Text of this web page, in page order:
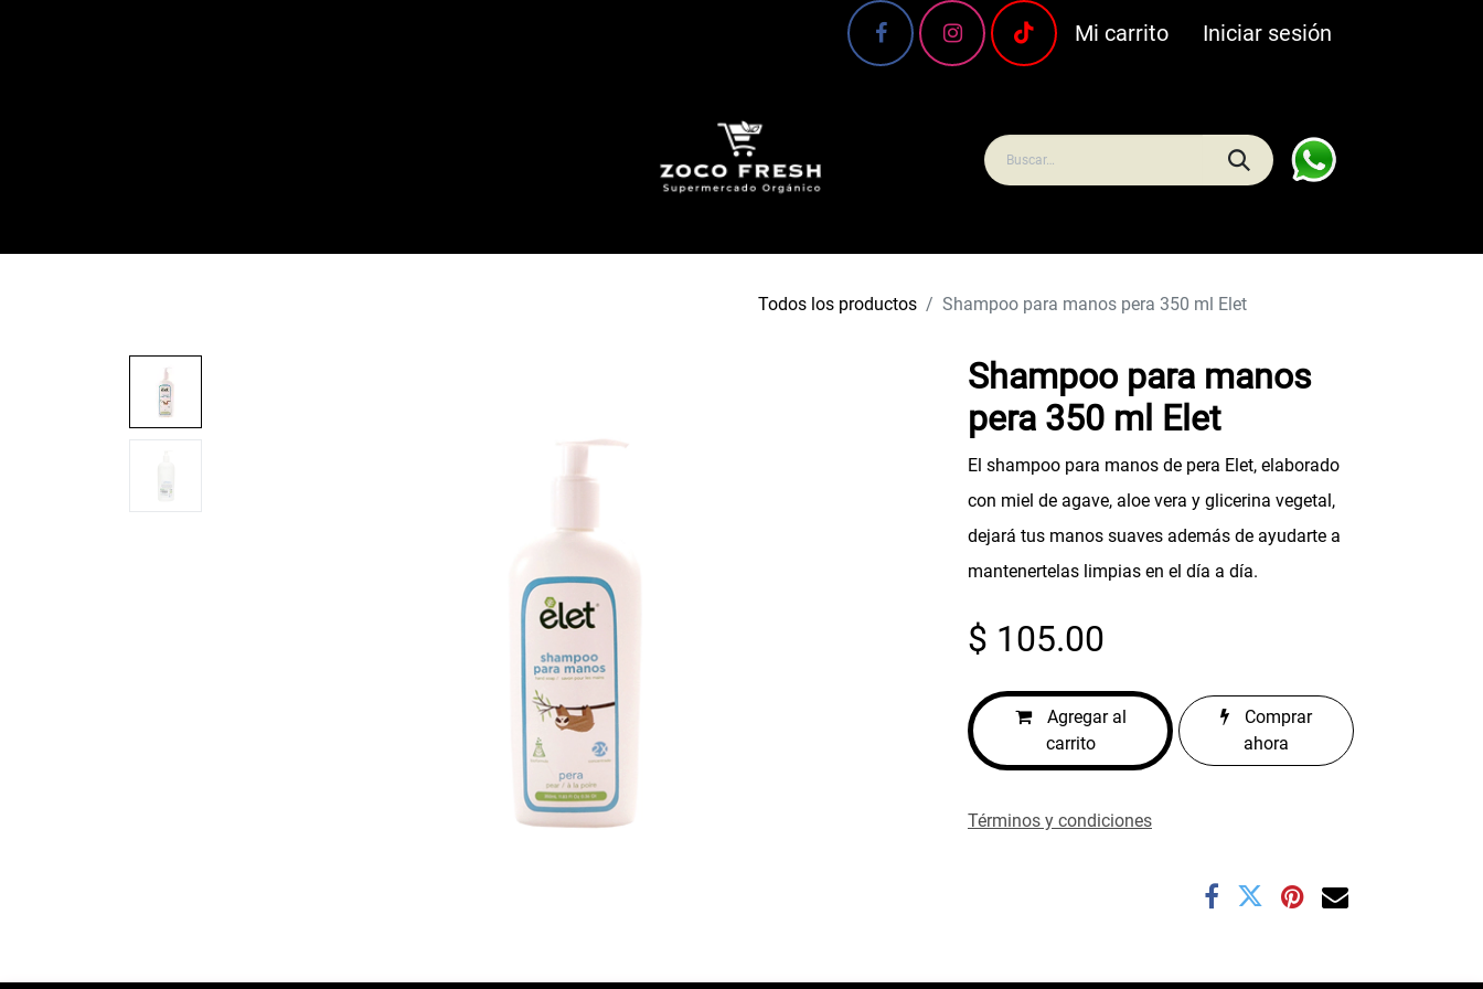
Mi carrito Iniciar sesión
Canasta básica Frutas y verduras Carnes y pescados Frescos
Todos los productos Shampoo para manos pera 350 ml Elet
Shampoo para manos
pera 350 ml Elet
El shampoo para manos de pera Elet, elaborado
con miel de agave, aloe vera y glicerina vegetal,
dejará tus manos suaves además de ayudarte a
mantenertelas limpias en el día a día.
$ 105.00
Agregar al
carrito
Comprar
ahora
Términos y condiciones